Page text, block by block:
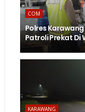
COM
Polres
Patroli Prekat Di
KARAWANG